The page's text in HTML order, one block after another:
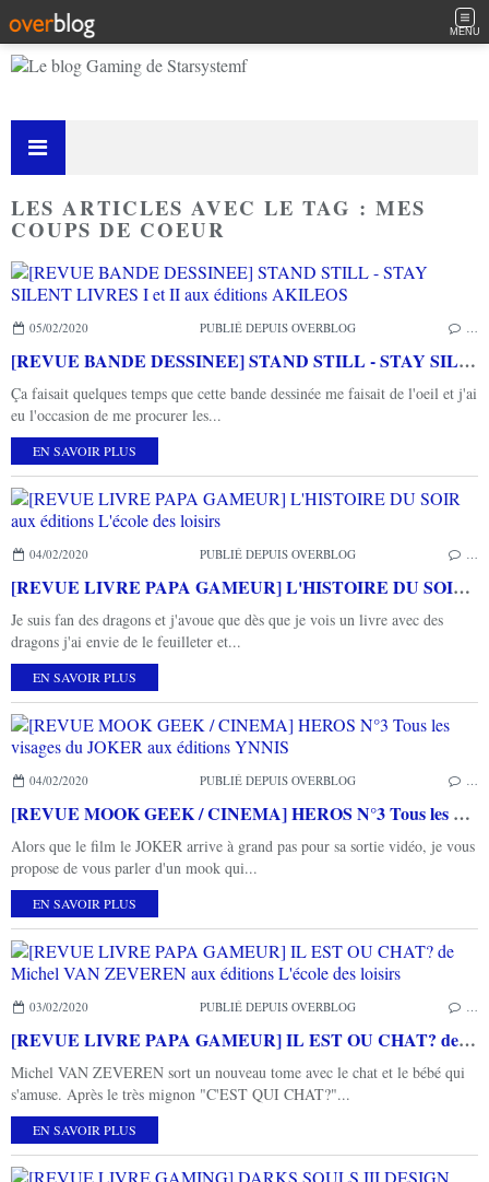
MENU
LES ARTICLES AVEC LE TAG : MES
COUPS DE COEUR
05/02/2020 PUBLIÉ DEPUIS OVERBLOG
[REVUE BANDE DESSINEE] STAND STILL - STAY SILENT LIVRES I et II aux éditions AKILEOS
Ça faisait quelques temps que cette bande dessinée me faisait de l'oeil et j'ai
eu l'occasion de me procurer les...
EN SAVOIR PLUS
04/02/2020 PUBLIÉ DEPUIS OVERBLOG
[REVUE LIVRE PAPA GAMEUR] L'HISTOIRE DU SOIR aux éditions L'école des loisirs
Je suis fan des dragons et j'avoue que dès que je vois un livre avec des
dragons j'ai envie de le feuilleter et...
EN SAVOIR PLUS
04/02/2020 PUBLIÉ DEPUIS OVERBLOG
[REVUE MOOK GEEK / CINEMA] HEROS N°3 Tous les visages du JOKER aux éditions YNNIS
Alors que le film le JOKER arrive à grand pas pour sa sortie vidéo, je vous
propose de vous parler d'un mook qui...
EN SAVOIR PLUS
03/02/2020 PUBLIÉ DEPUIS OVERBLOG
[REVUE LIVRE PAPA GAMEUR] IL EST OU CHAT? de Michel VAN ZEVEREN aux éditions L'école des loisirs
Michel VAN ZEVEREN sort un nouveau tome avec le chat et le bébé qui
s'amuse. Après le très mignon "C'EST QUI CHAT?"...
EN SAVOIR PLUS